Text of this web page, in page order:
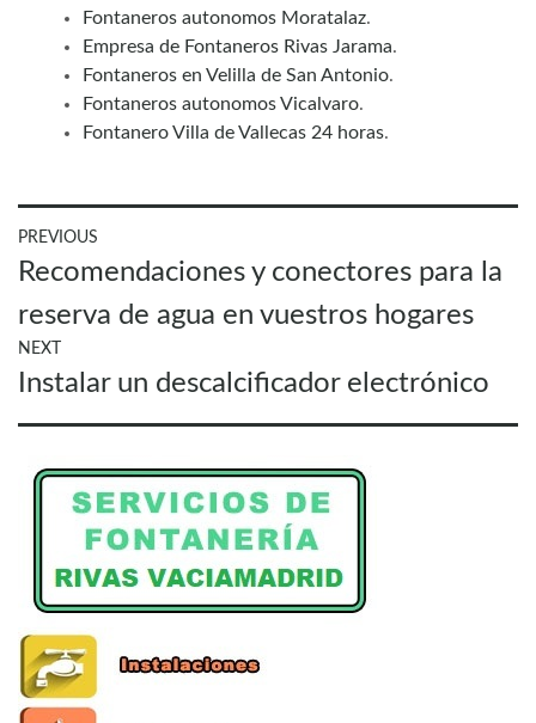
Fontaneros autonomos Moratalaz.
Empresa de Fontaneros Rivas Jarama.
Fontaneros en Velilla de San Antonio.
Fontaneros autonomos Vicalvaro.
Fontanero Villa de Vallecas 24 horas.
Navegación
de
entradas
PREVIOUS
Previous
Recomendaciones y conectores para la
reserva de agua en vuestros hogares
NEXT
Next
Instalar un descalcificador electrónico